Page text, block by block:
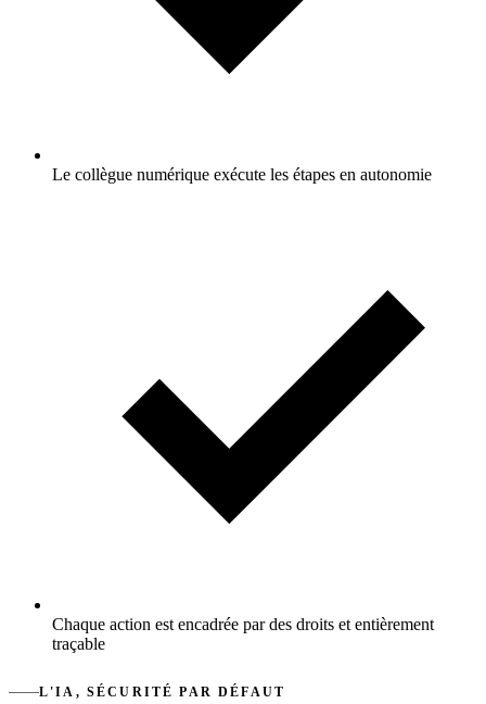
Le collègue numérique exécute les étapes en autonomie
Chaque action est encadrée par des droits et entièrement
traçable
L'IA, SÉCURITÉ PAR DÉFAUT